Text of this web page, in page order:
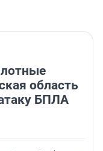
область
БПЛА